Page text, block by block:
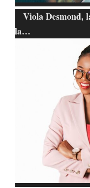
Viola Desmond,
la…